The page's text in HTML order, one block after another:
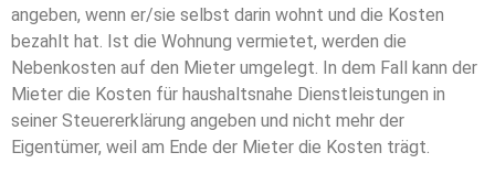
angeben, wenn er/sie selbst darin wohnt und die Kosten
bezahlt hat. Ist die Wohnung vermietet, werden die
Nebenkosten auf den Mieter umgelegt. In dem Fall kann der
Mieter die Kosten für haushaltsnahe Dienstleistungen in
seiner Steuererklärung angeben und nicht mehr der
Eigentümer, weil am Ende der Mieter die Kosten trägt.